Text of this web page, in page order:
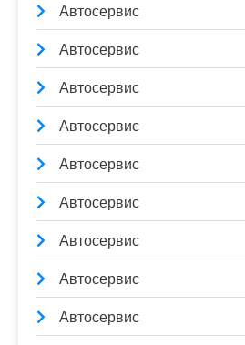
Автосервис
Автосервис
Автосервис
Автосервис
Автосервис
Автосервис
Автосервис
Автосервис
Автосервис